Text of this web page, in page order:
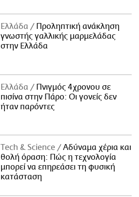
Ελλάδα
Προληπτική ανάκληση
γνωστής γαλλικής μαρμελάδας
στην Ελλάδα
Ελλάδα
Πνιγμός 4χρονου σε
πισίνα στην Πάρο: Οι γονείς δεν
ήταν παρόντες
Τech & Science
Αδύναμα χέρια και
θολή όραση: Πώς η τεχνολογία
μπορεί να επηρεάσει τη φυσική
κατάσταση